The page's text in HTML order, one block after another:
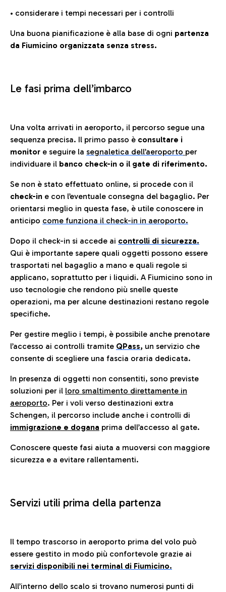
• considerare i tempi necessari per i controlli
Una buona pianificazione è alla base di ogni partenza
da Fiumicino organizzata senza stress.
Le fasi prima dell’imbarco
Una volta arrivati in aeroporto, il percorso segue una
sequenza precisa. Il primo passo è consultare i
monitor e seguire la segnaletica dell’aeroporto per
individuare il banco check-in o il gate di riferimento.
Se non è stato effettuato online, si procede con il
check-in e con l’eventuale consegna del bagaglio. Per
orientarsi meglio in questa fase, è utile conoscere in
anticipo come funziona il check-in in aeroporto.
Dopo il check-in si accede ai controlli di sicurezza.
Qui è importante sapere quali oggetti possono essere
trasportati nel bagaglio a mano e quali regole si
applicano, soprattutto per i liquidi. A Fiumicino sono in
uso tecnologie che rendono più snelle queste
operazioni, ma per alcune destinazioni restano regole
specifiche.
Per gestire meglio i tempi, è possibile anche prenotare
l’accesso ai controlli tramite QPass, un servizio che
consente di scegliere una fascia oraria dedicata.
In presenza di oggetti non consentiti, sono previste
soluzioni per il loro smaltimento direttamente in
aeroporto. Per i voli verso destinazioni extra
Schengen, il percorso include anche i controlli di
immigrazione e dogana prima dell’accesso al gate.
Conoscere queste fasi aiuta a muoversi con maggiore
sicurezza e a evitare rallentamenti.
Servizi utili prima della partenza
Il tempo trascorso in aeroporto prima del volo può
essere gestito in modo più confortevole grazie ai
servizi disponibili nei terminal di Fiumicino.
All’interno dello scalo si trovano numerosi punti di